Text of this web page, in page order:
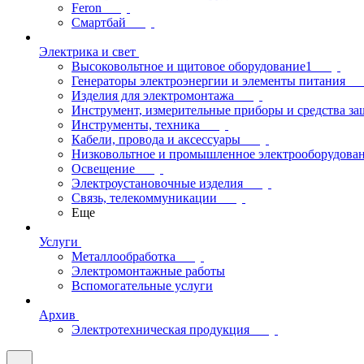
Feron
Смартбай
Электрика и свет
Высоковольтное и щитовое оборудование1
Генераторы электроэнергии и элементы питания
Изделия для электромонтажа
Инструмент, измерительные приборы и средства
Инструменты, техника
Кабели, провода и аксессуары
Низковольтное и промышленное
Освещение
Электроустановочные изделия
Связь, телекоммуникации
Еще
Услуги
Металлообработка
Электромонтажные работы
Вспомогательные услуги
Архив
Электротехническая продукция